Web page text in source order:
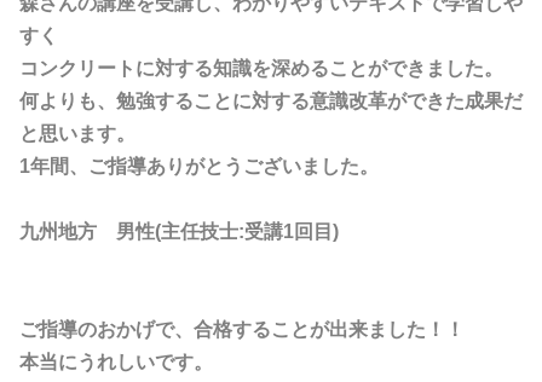
すく
コンクリートに対する知識を深めることができました。
何よりも、勉強することに対する意識改革ができた成果だ
と思います。
1年間、ご指導ありがとうございました。
九州地方 男性(主任技士:受講1回目)
ご指導のおかげで、合格することが出来ました！！
本当にうれしいです。